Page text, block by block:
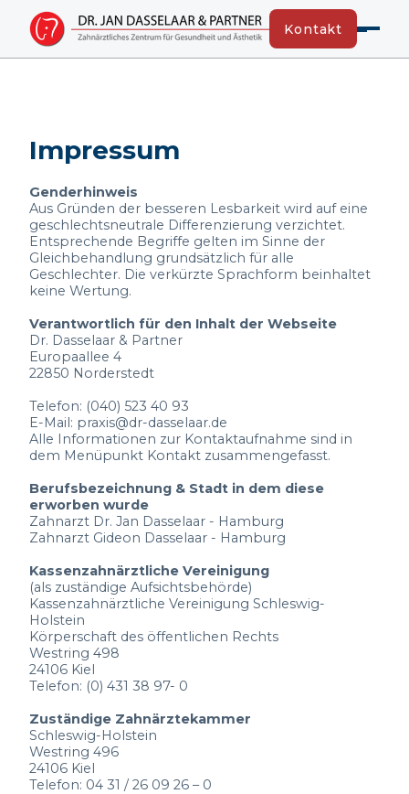
Kontakt
Impressum
Genderhinweis
Aus Gründen der besseren Lesbarkeit wird auf eine
geschlechtsneutrale Differenzierung verzichtet.
Entsprechende Begriffe gelten im Sinne der
Gleichbehandlung grundsätzlich für alle
Geschlechter. Die verkürzte Sprachform beinhaltet
keine Wertung.
Verantwortlich für den Inhalt der Webseite
Dr. Dasselaar & Partner
Europaallee 4
22850 Norderstedt
Telefon: (040) 523 40 93
E-Mail: praxis@dr-dasselaar.de
Alle Informationen zur Kontaktaufnahme sind in
dem Menüpunkt Kontakt zusammengefasst.
Berufsbezeichnung & Stadt in dem diese
erworben wurde
Zahnarzt Dr. Jan Dasselaar - Hamburg
Zahnarzt Gideon Dasselaar - Hamburg
Kassenzahnärztliche Vereinigung
(als zuständige Aufsichtsbehörde)
Kassenzahnärztliche Vereinigung Schleswig-
Holstein
Körperschaft des öffentlichen Rechts
Westring 498
24106 Kiel
Telefon: (0) 431 38 97- 0
Zuständige Zahnärztekammer
Schleswig-Holstein
Westring 496
24106 Kiel
Telefon: 04 31 / 26 09 26 – 0